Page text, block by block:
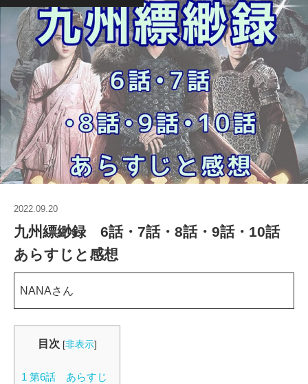
2022.09.20
九州縹緲録 6話・7話・8話・9話・10話
あらすじと感想
NANAさん
目次 [非表示]
1 第6話 あらすじ